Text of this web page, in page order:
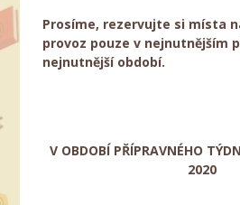
Prosíme, rezervujte si místa
provoz pouze v nejnutnějším
nejnutnější období.
V OBDOBÍ PŘÍPRAVNÉHO
2020